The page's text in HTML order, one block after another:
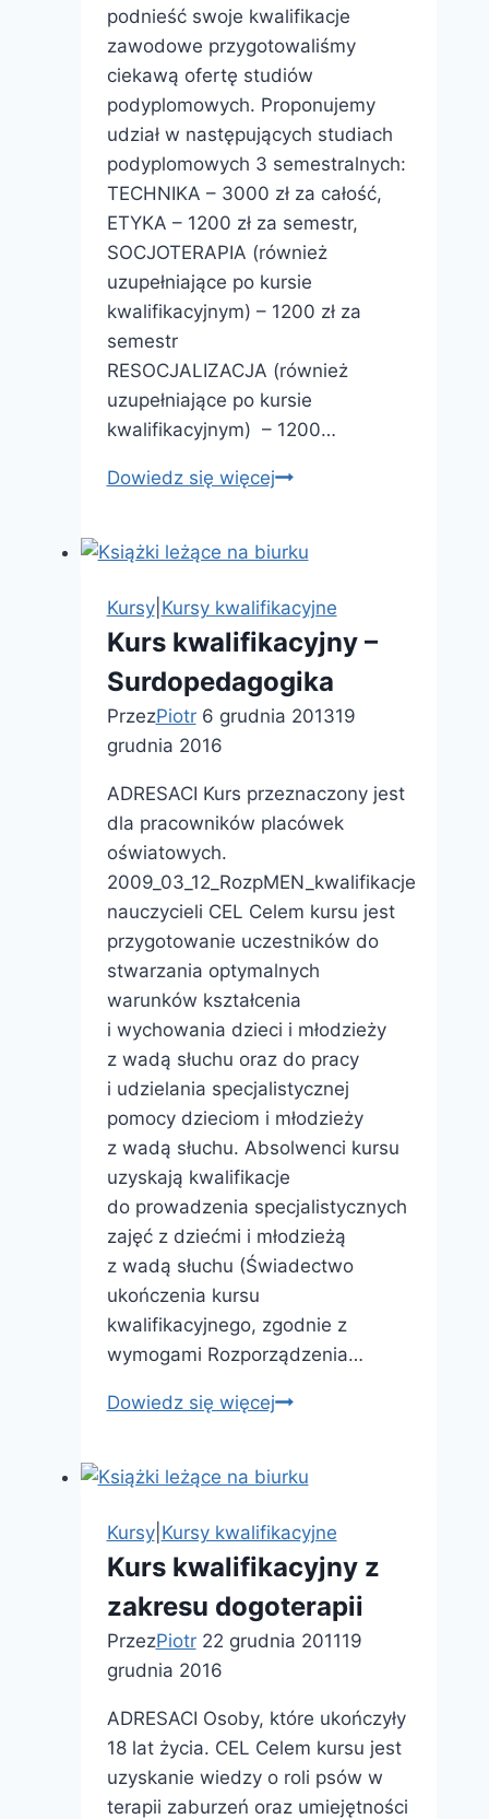
podnieść swoje kwalifikacje
zawodowe przygotowaliśmy
ciekawą ofertę studiów
podyplomowych. Proponujemy
udział w następujących studiach
podyplomowych 3 semestralnych:
TECHNIKA – 3000 zł za całość,
ETYKA – 1200 zł za semestr,
SOCJOTERAPIA (również
uzupełniające po kursie
kwalifikacyjnym) – 1200 zł za
semestr
RESOCJALIZACJA (również
uzupełniające po kursie
kwalifikacyjnym) – 1200…
Dowiedz się więcejStudia
Technika,
Socjoterapia
Kursy| Kursy kwalifikacyjne
Kurs kwalifikacyjny –
Surdopedagogika
PrzezPiotr 6 grudnia 201319
grudnia 2016
ADRESACI Kurs przeznaczony jest
dla pracowników placówek
oświatowych.
2009_03_12_RozpMEN_kwalifikacje
nauczycieli CEL Celem kursu jest
przygotowanie uczestników do
stwarzania optymalnych
warunków kształcenia
i wychowania dzieci i młodzieży
z wadą słuchu oraz do pracy
i udzielania specjalistycznej
pomocy dzieciom i młodzieży
z wadą słuchu. Absolwenci kursu
uzyskają kwalifikacje
do prowadzenia specjalistycznych
zajęć z dziećmi i młodzieżą
z wadą słuchu (Świadectwo
ukończenia kursu
kwalifikacyjnego, zgodnie z
wymogami Rozporządzenia…
Dowiedz się więcejKurs
Surdopedagogika
Kursy| Kursy kwalifikacyjne
Kurs kwalifikacyjny z
zakresu dogoterapii
PrzezPiotr 22 grudnia 201119
grudnia 2016
ADRESACI Osoby, które ukończyły
18 lat życia. CEL Celem kursu jest
uzyskanie wiedzy o roli psów w
terapii zaburzeń oraz umiejętności